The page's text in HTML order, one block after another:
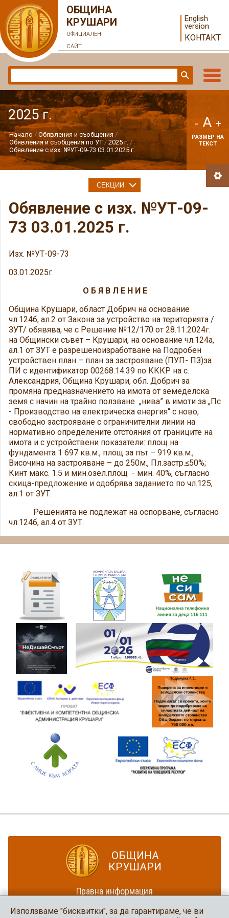
ОБЩИНА
КРУШАРИ
ОФИЦИАЛЕН
САЙТ
English
version
КОНТАКТ
2025 г.
Начало
Обявления и съобщения
Обявления и съобщения по УТ
2025 г.
Обявление с изх. №УТ-09-73 03.01.2025 г.
- A +
РАЗМЕР НА
ТЕКСТ
Обявление с изх. №УТ-09-
73 03.01.2025 г.
Изх. №УТ-09-73
03.01.2025г.
О Б Я В Л Е Н И Е
Община Крушари, област Добрич на основание
чл.124б, ал.2 от Закона за устройство на територията /
ЗУТ/ обявява, че с Решение №12/170 от 28.11.2024г.
на Общински съвет – Крушари, на основание чл.124а,
ал.1 от ЗУТ е разрешеноизработване на Подробен
устройствен план – план за застрояване (ПУП- ПЗ)за
ПИ с идентификатор 00268.14.39 по КККР на с.
Александрия, Община Крушари, обл. Добрич за
промяна предназначението на имота от земеделска
земя с начин на трайно ползване „нива” в имоти за „Пс
- Производство на електрическа енергия“ с ново,
свободно застрояване с ограничителни линии на
нормативно определените отстояния от границите на
имота и с устройствени показатели: площ на
фундамента 1 697 кв.м., площ за път – 919 кв.м.,
Височина на застрояване – до 250м., Пл.застр.≤50%;
Кинт макс. 1.5 и мин.озел.площ - мин. 40%, съгласно
скица-предложение и одобрява заданието по чл.125,
ал.1 от ЗУТ.
Решенията не подлежат на оспорване, съгласно
чл.124б, ал.4 от ЗУТ.
СЕКЦИИ
ОБЩИНА
КРУШАРИ
Правна информация
Карта на сайта
Използваме "бисквитки", за да гарантираме, че ви